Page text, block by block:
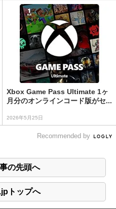
Xbox Game Pass Ultimate 1ヶ
月分のオンラインコード版がセ...
2026年5月25日
Recommended by
の先頭へ
トップへ